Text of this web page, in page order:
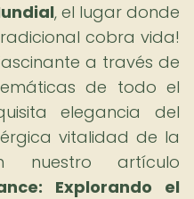
, el lugar donde
cobra vida!
a través de
de todo el
elegancia del
vitalidad de la
nuestro artículo
Explorando el